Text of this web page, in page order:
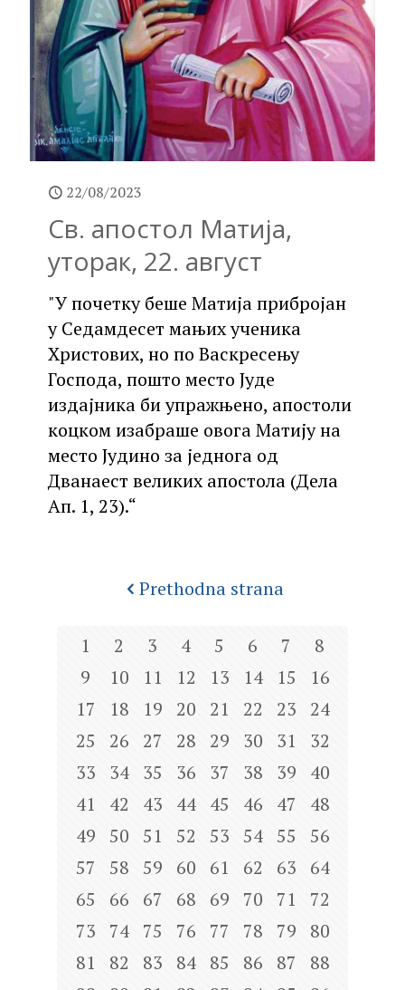
22/08/2023
Св. апостол Матија,
уторак, 22. август
"У почетку беше Матија прибројан
у Седамдесет мањих ученика
Христових, но по Васкресењу
Господа, пошто место Јуде
издајника би упражњено, апостоли
коцком изабраше овога Матију на
место Јудино за једнога од
Дванаест великих апостола (Дела
Ап. 1, 23).“
Prethodna strana
1 2 3 4 5 6 7
8
9
10 11 12 13 14 15
16
17
18 19 20 21 22 23
24
25
26 27 28 29 30 31
32
33
34 35 36 37 38 39
40
41
42 43 44 45 46 47
48
49
50 51 52 53 54 55
56
57
58 59 60 61 62 63
64
65
66 67 68 69 70 71
72
73
74 75 76 77 78 79
80
81
82 83 84 85 86 87
88